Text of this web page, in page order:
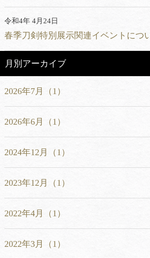
令和4年 4月24日
春季刀剣特別展示関連イベントにつ
月別アーカイブ
2026年7月（1）
2026年6月（1）
2024年12月（1）
2023年12月（1）
2022年4月（1）
2022年3月（1）